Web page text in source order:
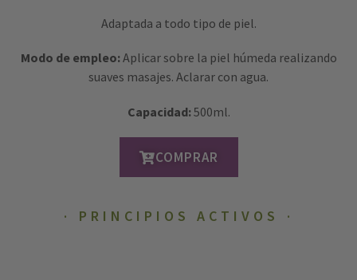
Adaptada a todo tipo de piel.
Modo de empleo:Aplicar sobre la piel húmeda realizando
suaves masajes. Aclarar con agua.
Capacidad:500ml.
COMPRAR
PRINCIPIOS ACTIVOS